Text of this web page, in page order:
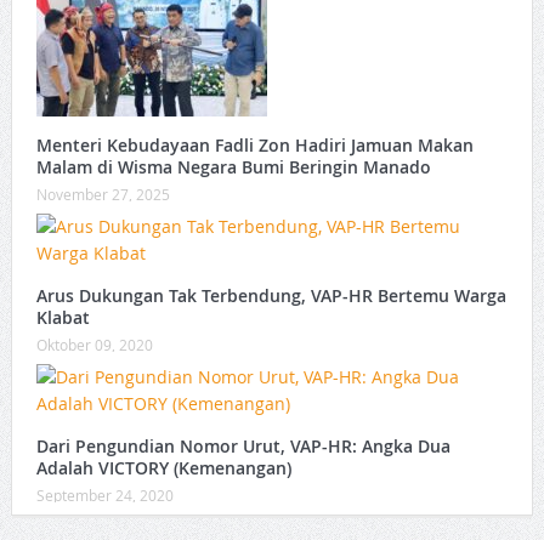
Menteri Kebudayaan Fadli Zon Hadiri Jamuan Makan
Malam di Wisma Negara Bumi Beringin Manado
November 27, 2025
Arus Dukungan Tak Terbendung, VAP-HR Bertemu Warga
Klabat
Oktober 09, 2020
Dari Pengundian Nomor Urut, VAP-HR: Angka Dua
Adalah VICTORY (Kemenangan)
September 24, 2020